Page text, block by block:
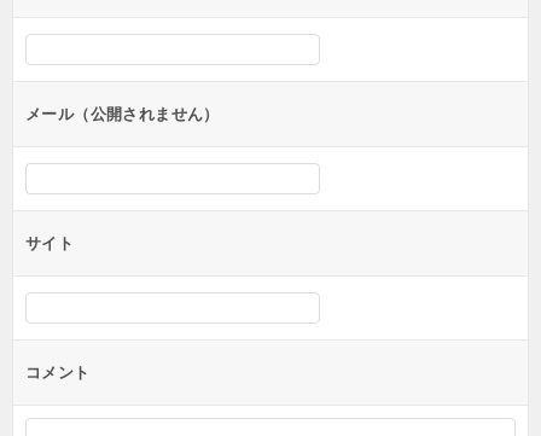
シ
ンメール（公開されません）
サイト
コメント